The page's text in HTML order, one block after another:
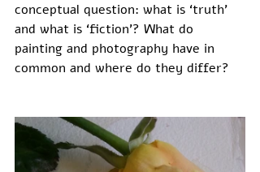
conceptual question: what is ‘truth’
and what is ‘fiction’? What do
painting and photography have in
common and where do they differ?